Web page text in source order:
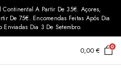
Continental A Partir De 35€. Açores,
De 75€. Encomendas Feitas Após Dia
Enviadas Dia 3 De Setembro.
0,00 € 0